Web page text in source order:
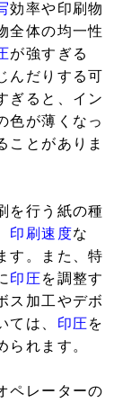
効率や印刷物
全体の均一性
が強すぎる
んだりする可
ぎると、イン
色が薄くなっ
ことがありま
を行う紙の種
印刷速度な
す。また、特
印圧を調整す
ス加工やデボ
ては、 印圧を
られます。
ペレーターの